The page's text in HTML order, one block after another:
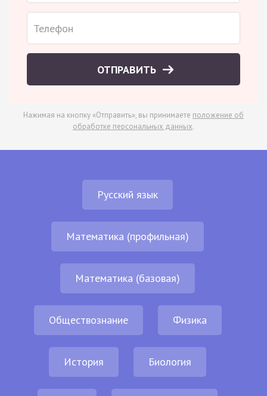
ОТПРАВИТЬ
Нажимая на кнопку «Отправить», вы принимаете положение об
обработке персональных данных.
Русский язык
Математика (профильная)
Математика (базовая)
Обществознание Физика
История Биология